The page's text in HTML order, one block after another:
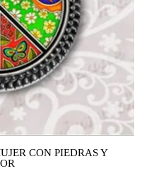
CON PIEDRAS Y